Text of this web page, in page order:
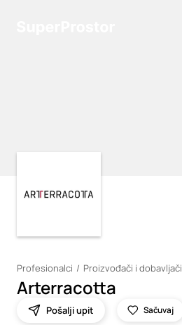
Profesionalci Proizvođači i dobavljači
Arterracotta
Pošalji upit Sačuvaj